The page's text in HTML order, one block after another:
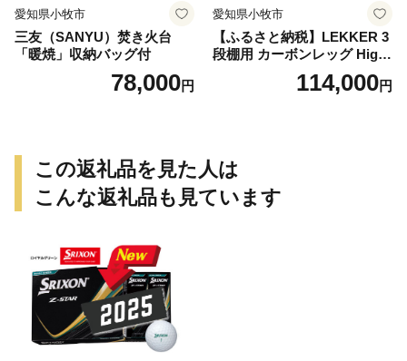
愛知県小牧市
三友（SANYU）焚き火台
「暖焼」収納バッグ付
78,000円
愛知県小牧市
【ふるさと納税】LEKKER 3
段棚用 カーボンレッグ High
3 2脚 キャンプ アウトドア ソ
ロキャン カーボン アウトド
県 小牧市 送料無料
114,000円
この返礼品を見た人は
こんな返礼品も見ています